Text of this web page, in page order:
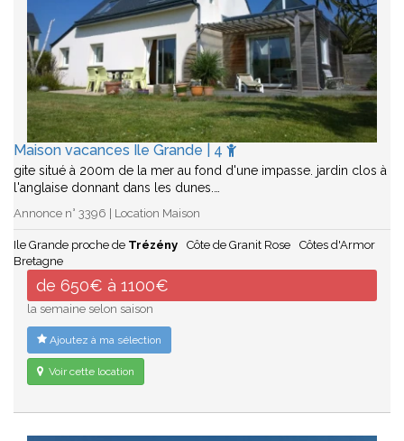
Maison vacances Ile Grande | 4
gite situé à 200m de la mer au fond d'une impasse. jardin clos à
l'anglaise donnant dans les dunes.…
Annonce n° 3396 | Location Maison
Ile Grande proche de Trézény Côte de Granit Rose
Côtes d'Armor
Bretagne
de 650€ à 1100€
la semaine selon saison
Ajoutez à ma sélection
Voir cette location